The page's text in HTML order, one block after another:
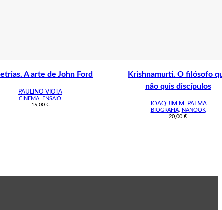
A arte de John Ford
PAULINO VIOTA
CINEMA
ENSAIO
15,00 €
Krishnamurti. O filósofo
não quis discípulos
JOAQUIM M. PALMA
BIOGRAFIA,
NANOOK
20,00 €